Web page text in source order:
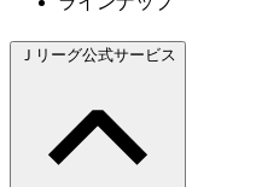
Ｊリーグ公式サービス